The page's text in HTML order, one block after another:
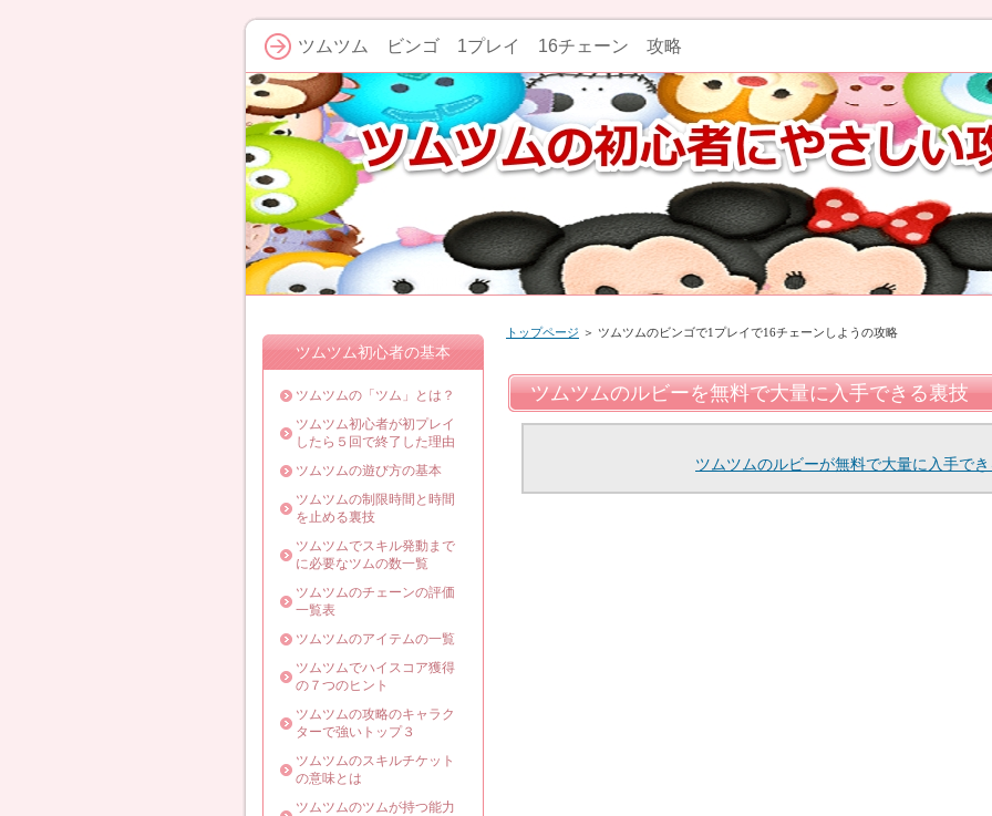
ツムツム ビンゴ 1プレイ 16チェーン 攻略
トップページ ＞ ツムツムのビンゴで1プレイで16チェーンしようの攻略
ツムツムのルビーを無料で大量に入手できる裏技
ツムツムのルビーが無料で大量に入手で
ツムツム初心者の基本
ツムツムの「ツム」とは？
ツムツム初心者が初プレイ
したら５回で終了した理由
ツムツムの遊び方の基本
ツムツムの制限時間と時間
を止める裏技
ツムツムでスキル発動まで
に必要なツムの数一覧
ツムツムのチェーンの評価
一覧表
ツムツムのアイテムの一覧
ツムツムでハイスコア獲得
の７つのヒント
ツムツムの攻略のキャラク
ターで強いトップ３
ツムツムのスキルチケット
の意味とは
ツムツムのツムが持つ能力